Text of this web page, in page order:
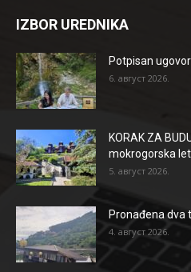
IZBOR UREDNIKA
Potpisan
6. август 2026.
KORAK ZA
mokrogorska
5. август 2026.
Pronađena dva
4. август 2026.